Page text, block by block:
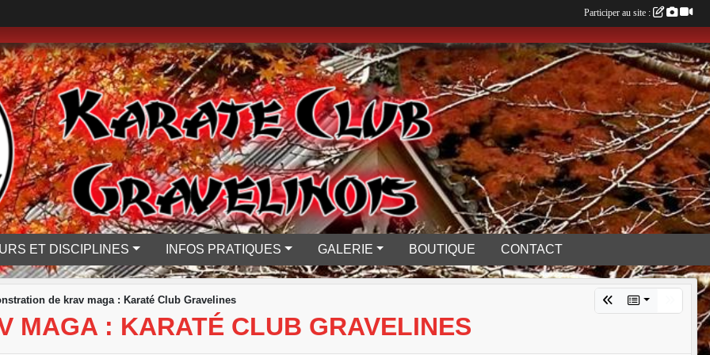
ET DISCIPLINES INFOS PRATIQUES GALERIE BOUTIQUE CONTACT
de krav maga : Karaté Club Gravelines
MAGA : KARATÉ CLUB GRAVELINES
Participer au site :